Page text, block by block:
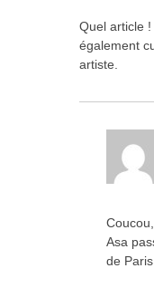
Quel article
également
artiste.
Coucou,
Asa
de